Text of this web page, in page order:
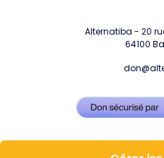
Alternatiba - 20
64100